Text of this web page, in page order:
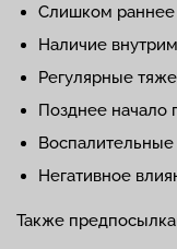
Слишком раннее
Наличие
Регулярные
Позднее начало
Воспалительные
Негативное
Также